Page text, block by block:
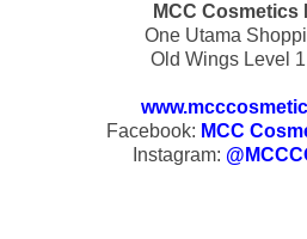
MCC Cosmetics
One Utama
Old Wings Level
Facebook: MCC
Instagram: